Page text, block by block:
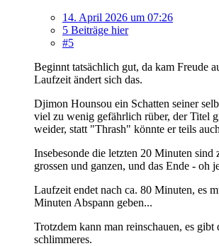
14. April 2026 um 07:26
5 Beiträge hier
#5
Beginnt tatsächlich gut, da kam Freude
Laufzeit ändert sich das.
Djimon Hounsou ein Schatten seiner
viel zu wenig gefährlich rüber, der Titel
weider, statt "Thrash" könnte er teils
Insebesonde die letzten 20 Minuten sind
grossen und ganzen, und das Ende - oh
Laufzeit endet nach ca. 80 Minuten, es
Minuten Abspann geben...
Trotzdem kann man reinschauen, es gibt
schlimmeres.